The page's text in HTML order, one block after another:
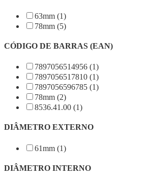
63mm (1)
78mm (5)
CÓDIGO DE BARRAS (EAN)
7897056514956 (1)
7897056517810 (1)
7897056596785 (1)
78mm (2)
8536.41.00 (1)
DIÂMETRO EXTERNO
61mm (1)
DIÂMETRO INTERNO